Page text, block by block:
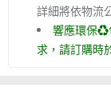
詳細將依物流
響應環保♻
求，請訂購時